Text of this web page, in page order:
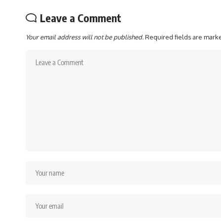
Leave a Comment
Your email address will not be published.Required fields are